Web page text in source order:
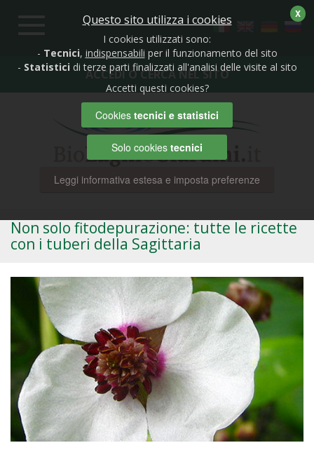
Toggle
navigation
ACCEDI O CERCA NEL SITO
Non solo fitodepurazione: tutte le ricette
con i tuberi della Sagittaria
X
Questo sito utilizza i cookies
I cookies utilizzati sono:
- Tecnici, indispensabili per il funzionamento del sito
- Statistici di terze parti finalizzati all'analisi delle visite al sito
Accetti questi cookies?
Cookies tecnici e statistici
Solo cookies tecnici
Leggi informativa estesa e imposta preferenze